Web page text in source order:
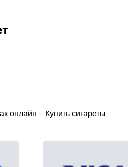
онлайн – Купить сигареты